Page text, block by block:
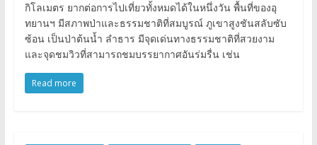
กิโลเมตร ยากต่อการไปเที่ยวทั้งหมดได้ในหนึ่งวัน พื้นที่ของอุ
ทยานฯ มีสภาพป่าและธรรมชาติที่สมบูรณ์ ภูเขาสูงชันสลับซับ
ซ้อน เป็นป่าต้นน้ำ ลำธาร มีจุดเด่นทางธรรมชาติที่สวยงาม
และจุดชมวิวที่สามารถชมบรรยากาศอันร่มรื่น เช่น
Read more